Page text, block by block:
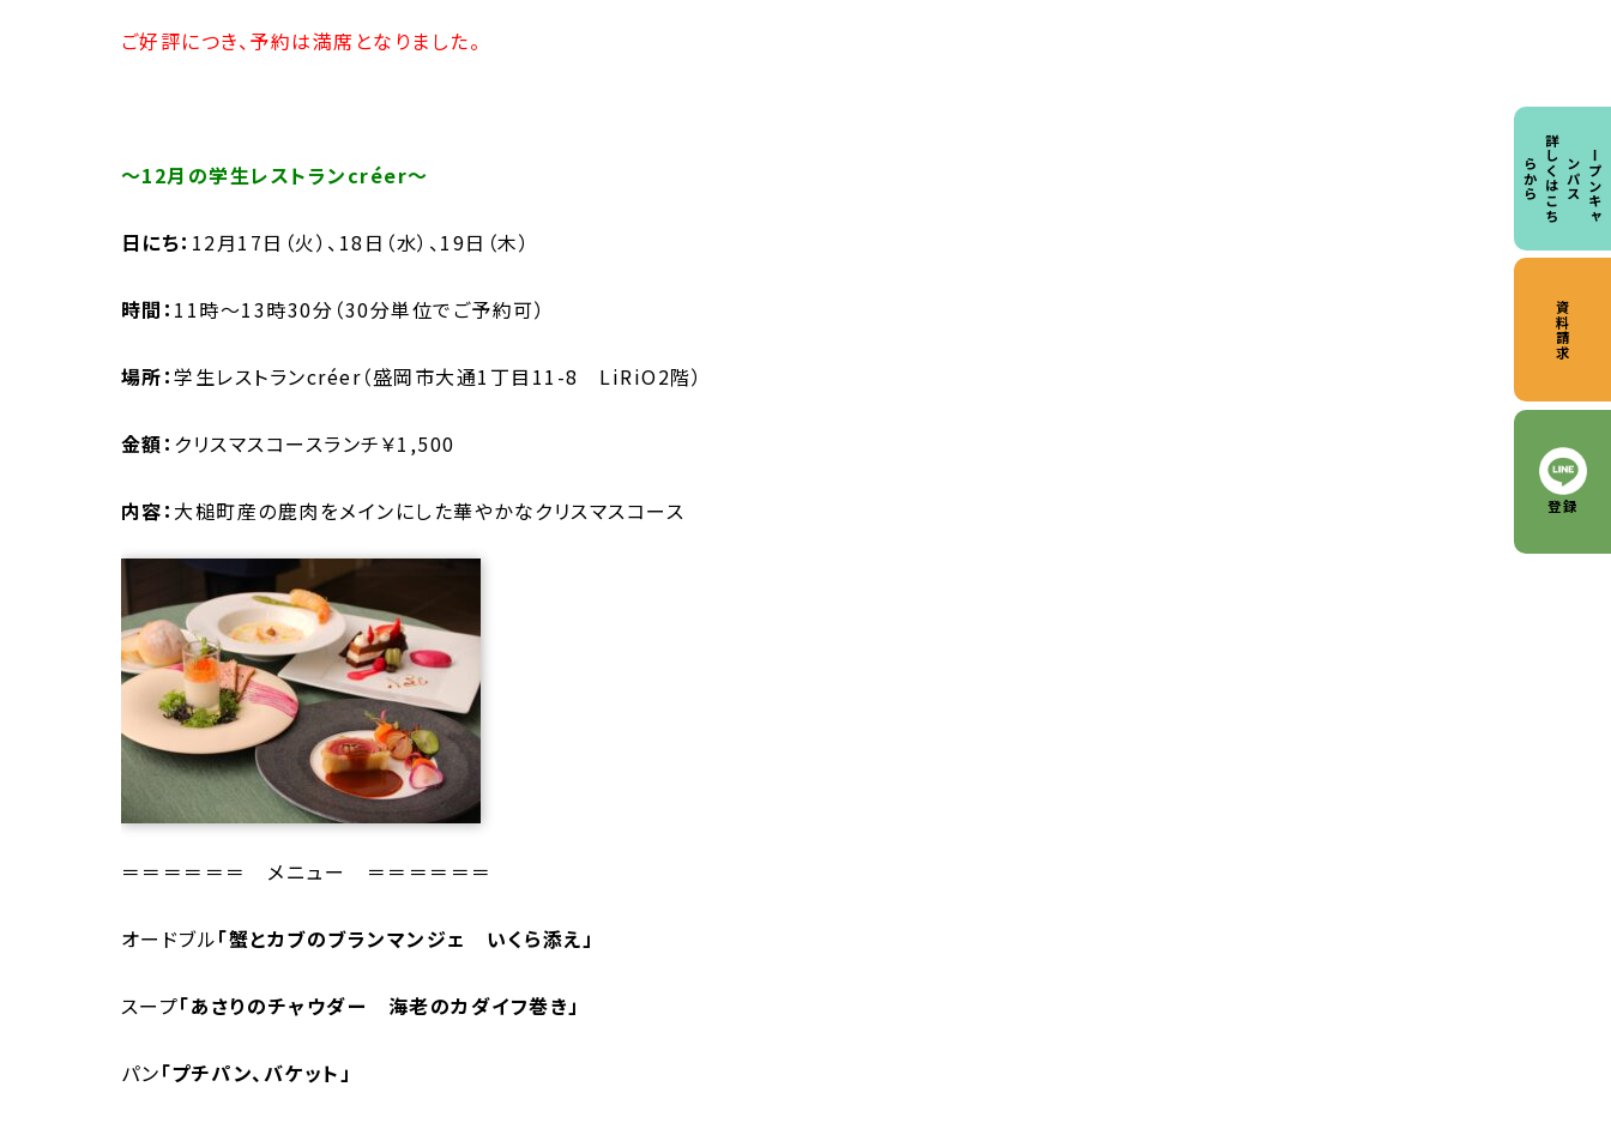
オ
ー
プ
ン
キ
ャ
ン パ
ス
詳
し
く
は
こ
ち
ら か
ら
資料請求
登録
ご好評につき、予約は満席となりました。
～12月の学生レストランcréer～
日にち： 12月17日（火）、18日（水）、19日（木）
時間： 11時～13時30分（30分単位でご予約可）
場所：学生レストランcréer（盛岡市大通1丁目11-8 LiRiO2階）
金額： クリスマスコースランチ￥1,500
内容： 大槌町産の鹿肉をメインにした華やかなクリスマスコース
＝＝＝＝＝＝ メニュー ＝＝＝＝＝＝
オードブル「蟹とカブのブランマンジェ いくら添え」
スープ「あさりのチャウダー 海老のカダイフ巻き」
パン「プチパン、バケット」